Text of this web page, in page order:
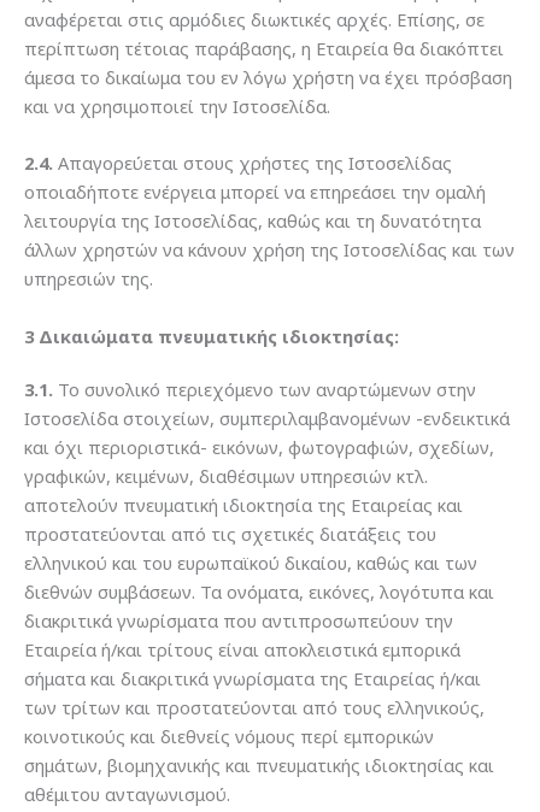
αναφέρεται στις αρμόδιες διωκτικές αρχές. Επίσης, σε
περίπτωση τέτοιας παράβασης, η Εταιρεία θα διακόπτει
άμεσα το δικαίωμα του εν λόγω χρήστη να έχει πρόσβαση
και να χρησιμοποιεί την Ιστοσελίδα.
2.4. Απαγορεύεται στους χρήστες της Ιστοσελίδας
οποιαδήποτε ενέργεια μπορεί να επηρεάσει την ομαλή
λειτουργία της Ιστοσελίδας, καθώς και τη δυνατότητα
άλλων χρηστών να κάνουν χρήση της Ιστοσελίδας και των
υπηρεσιών της.
3 Δικαιώματα πνευματικής ιδιοκτησίας:
3.1. Το συνολικό περιεχόμενο των αναρτώμενων στην
Ιστοσελίδα στοιχείων, συμπεριλαμβανομένων -ενδεικτικά
και όχι περιοριστικά- εικόνων, φωτογραφιών, σχεδίων,
γραφικών, κειμένων, διαθέσιμων υπηρεσιών κτλ.
αποτελούν πνευματική ιδιοκτησία της Εταιρείας και
προστατεύονται από τις σχετικές διατάξεις του
ελληνικού και του ευρωπαϊκού δικαίου, καθώς και των
διεθνών συμβάσεων. Τα ονόματα, εικόνες, λογότυπα και
διακριτικά γνωρίσματα που αντιπροσωπεύουν την
Εταιρεία ή/και τρίτους είναι αποκλειστικά εμπορικά
σήματα και διακριτικά γνωρίσματα της Εταιρείας ή/και
των τρίτων και προστατεύονται από τους ελληνικούς,
κοινοτικούς και διεθνείς νόμους περί εμπορικών
σημάτων, βιομηχανικής και πνευματικής ιδιοκτησίας και
αθέμιτου ανταγωνισμού.